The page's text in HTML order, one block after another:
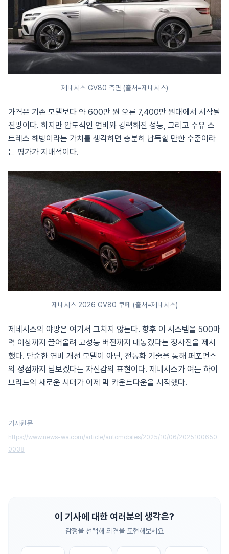
제네시스 GV80 측면 (출처=제네시스)
가격은 기존 모델보다 약 600만 원 오른 7,400만 원대에서 시작될
전망이다. 하지만 압도적인 연비와 강력해진 성능, 그리고 주유 스
트레스 해방이라는 가치를 생각하면 충분히 납득할 만한 수준이라
는 평가가 지배적이다.
제네시스 2026 GV80 쿠페 (출처=제네시스)
제네시스의 야망은 여기서 그치지 않는다. 향후 이 시스템을 500마
력 이상까지 끌어올려 고성능 버전까지 내놓겠다는 청사진을 제시
했다. 단순한 연비 개선 모델이 아닌, 전동화 기술을 통해 퍼포먼스
의 정점까지 넘보겠다는 자신감의 표현이다. 제네시스가 여는 하이
브리드의 새로운 시대가 이제 막 카운트다운을 시작했다.
기사원문
https://www.news-wa.com/article/automobiles/2025/10/06/2025100650
0038
이 기사에 대한 여러분의 생각은?
감정을 선택해 의견을 표현해보세요